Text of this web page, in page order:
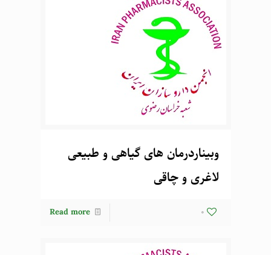
وبیناردرمان های گیاهی و طبیعی
لاغری و چاقی
0
Read more